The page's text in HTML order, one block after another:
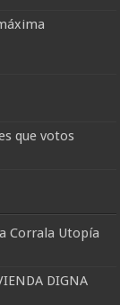
que votos
Corrala Utopía
DIGNA